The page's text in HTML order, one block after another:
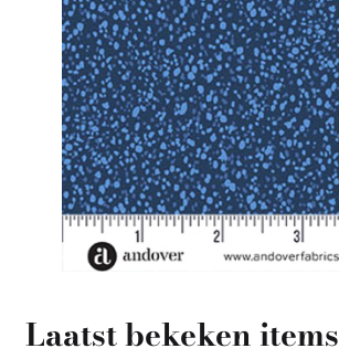
Laatst bekeken items